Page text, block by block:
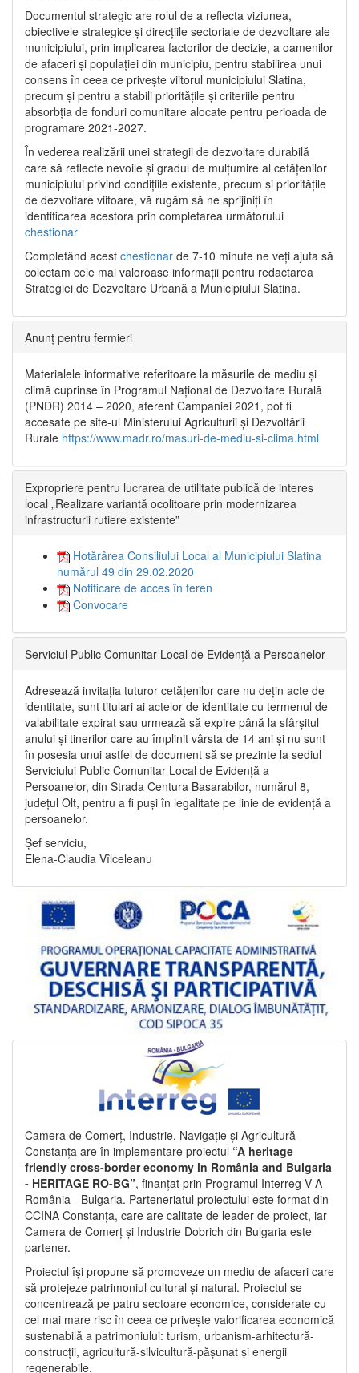
Documentul strategic are rolul de a reflecta viziunea,
obiectivele strategice și direcțiile sectoriale de dezvoltare ale
municipiului, prin implicarea factorilor de decizie, a oamenilor
de afaceri și populației din municipiu, pentru stabilirea unui
consens în ceea ce privește viitorul municipiului Slatina,
precum și pentru a stabili prioritățile și criteriile pentru
absorbția de fonduri comunitare alocate pentru perioada de
programare 2021-2027.
În vederea realizării unei strategii de dezvoltare durabilă
care să reflecte nevoile și gradul de mulțumire al cetățenilor
municipiului privind condițiile existente, precum și prioritățile
de dezvoltare viitoare, vă rugăm să ne sprijiniți în
identificarea acestora prin completarea următorului
chestionar
Completând acest chestionar de 7-10 minute ne veți ajuta să
colectam cele mai valoroase informații pentru redactarea
Strategiei de Dezvoltare Urbană a Municipiului Slatina.
Anunț pentru fermieri
Materialele informative referitoare la măsurile de mediu și
climă cuprinse în Programul Național de Dezvoltare Rurală
(PNDR) 2014 – 2020, aferent Campaniei 2021, pot fi
accesate pe site-ul Ministerului Agriculturii și Dezvoltării
Rurale https://www.madr.ro/masuri-de-mediu-si-clima.html
Expropriere pentru lucrarea de utilitate publică de interes
local „Realizare variantă ocolitoare prin modernizarea
infrastructurii rutiere existente”
Hotărârea Consiliului Local al Municipiului Slatina
numărul 49 din 29.02.2020
Notificare de acces în teren
Convocare
Serviciul Public Comunitar Local de Evidență a Persoanelor
Adresează invitația tuturor cetățenilor care nu dețin acte de
identitate, sunt titulari ai actelor de identitate cu termenul de
valabilitate expirat sau urmează să expire până la sfârșitul
anului și tinerilor care au împlinit vârsta de 14 ani și nu sunt
în posesia unui astfel de document să se prezinte la sediul
Serviciului Public Comunitar Local de Evidență a
Persoanelor, din Strada Centura Basarabilor, numărul 8,
județul Olt, pentru a fi puși în legalitate pe linie de evidență a
persoanelor.
Șef serviciu,
Elena-Claudia Vîlceleanu
Camera de Comerț, Industrie, Navigație și Agricultură
Constanța are în implementare proiectul “A heritage
friendly cross-border economy in România and Bulgaria
- HERITAGE RO-BG”, finanțat prin Programul Interreg V-A
România - Bulgaria. Parteneriatul proiectului este format din
CCINA Constanța, care are calitate de leader de proiect, iar
Camera de Comerț și Industrie Dobrich din Bulgaria este
partener.
Proiectul își propune să promoveze un mediu de afaceri care
să protejeze patrimoniul cultural și natural. Proiectul se
concentrează pe patru sectoare economice, considerate cu
cel mai mare risc în ceea ce privește valorificarea economică
sustenabilă a patrimoniului: turism, urbanism-arhitectură-
construcții, agricultură-silvicultură-pășunat și energii
regenerabile.